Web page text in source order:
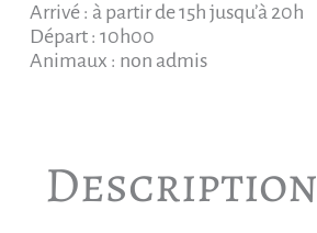
Arrivé : à partir de 15h jusqu’à 20h
Départ : 10h00
Animaux : non admis
Description